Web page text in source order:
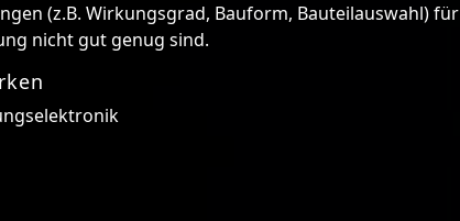
(z.B. Wirkungsgrad, Bauform, Bauteilauswahl) für
nicht gut genug sind.